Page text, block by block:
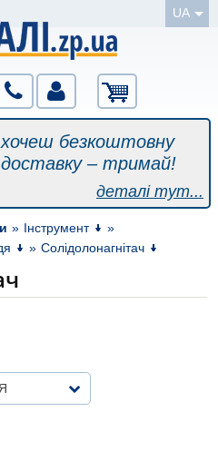
UA
хочеш безкоштовну
доставку – тримай!
деталі тут...
» Інструмент
»
» Солідолонагнітач